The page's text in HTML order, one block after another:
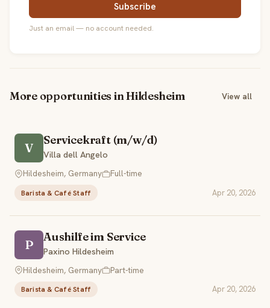
Subscribe
Just an email — no account needed.
More opportunities in Hildesheim View all
V
Servicekraft (m/w/d)
Villa dell Angelo
Hildesheim, Germany
Full-time
Barista & Café Staff Apr 20, 2026
P
Aushilfe im Service
Paxino Hildesheim
Hildesheim, Germany
Part-time
Barista & Café Staff Apr 20, 2026